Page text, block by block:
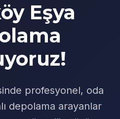
Eşya
profesyonel, oda
depolama arayanlar